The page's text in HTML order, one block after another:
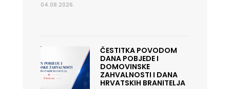
04.08.2026.
ČESTITKA POVODOM
DANA POBJEDE I
DOMOVINSKE
ZAHVALNOSTI I DANA
HRVATSKIH BRANITELJA